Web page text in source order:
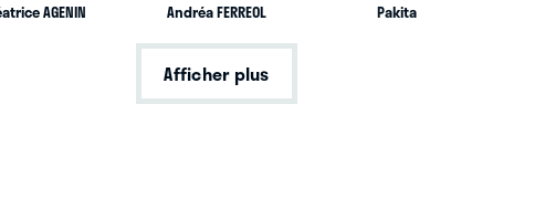
AGENIN Andréa FERREOL Pakita
Afficher plus